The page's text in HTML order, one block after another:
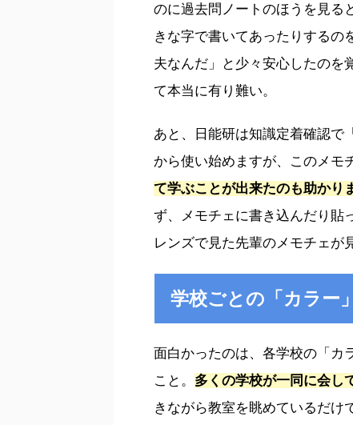
のに過去問ノートのほうを見る
きな字で書いてあったりするの
夫なんだ」と少々安心したのを
て本当に有り難い。
あと、日能研は知識定着確認で
から使い始めますが、このメモ
て学ぶことが出来たのも助かり
ず、メモチェに書き込んだり貼
レンズで見た先輩のメモチェが
学校ごとの「カラー
面白かったのは、各学校の「カ
こと。 多くの学校が一同に会し
きながら教室を眺めているだけ